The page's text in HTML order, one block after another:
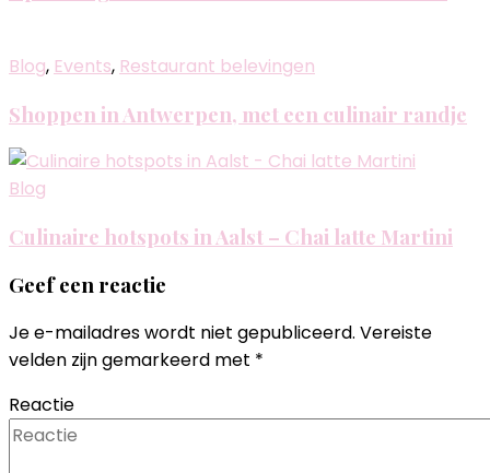
Blog, Events, Restaurant belevingen
Shoppen in Antwerpen, met een culinair randje
Blog
Culinaire hotspots in Aalst – Chai latte Martini
Geef een reactie
Je e-mailadres wordt niet gepubliceerd. Vereiste
velden zijn gemarkeerd met *
Reactie